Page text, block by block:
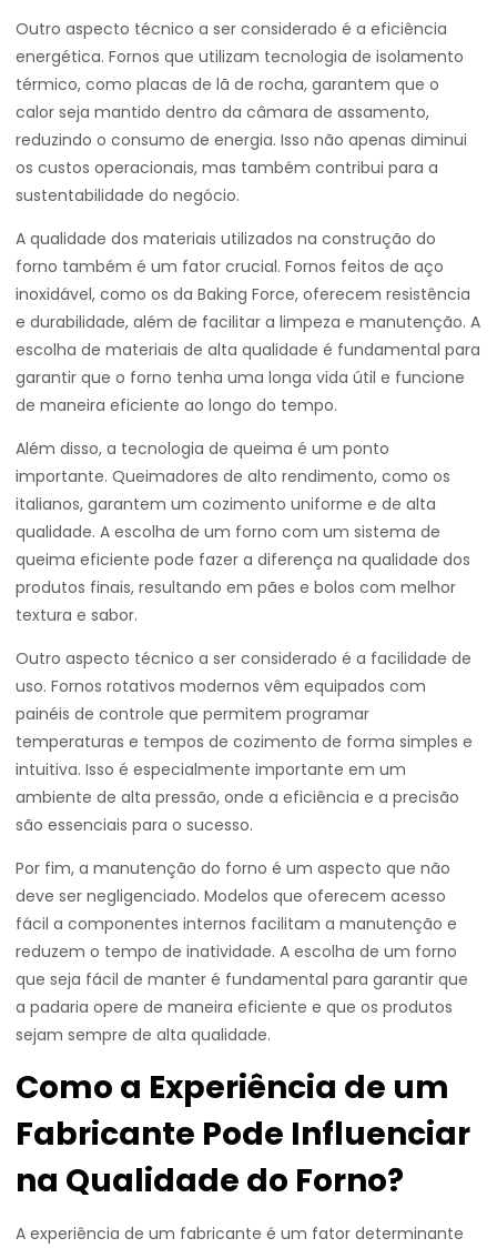
Outro aspecto técnico a ser considerado é a eficiência
energética. Fornos que utilizam tecnologia de isolamento
térmico, como placas de lã de rocha, garantem que o
calor seja mantido dentro da câmara de assamento,
reduzindo o consumo de energia. Isso não apenas diminui
os custos operacionais, mas também contribui para a
sustentabilidade do negócio.
A qualidade dos materiais utilizados na construção do
forno também é um fator crucial. Fornos feitos de aço
inoxidável, como os da Baking Force, oferecem resistência
e durabilidade, além de facilitar a limpeza e manutenção. A
escolha de materiais de alta qualidade é fundamental para
garantir que o forno tenha uma longa vida útil e funcione
de maneira eficiente ao longo do tempo.
Além disso, a tecnologia de queima é um ponto
importante. Queimadores de alto rendimento, como os
italianos, garantem um cozimento uniforme e de alta
qualidade. A escolha de um forno com um sistema de
queima eficiente pode fazer a diferença na qualidade dos
produtos finais, resultando em pães e bolos com melhor
textura e sabor.
Outro aspecto técnico a ser considerado é a facilidade de
uso. Fornos rotativos modernos vêm equipados com
painéis de controle que permitem programar
temperaturas e tempos de cozimento de forma simples e
intuitiva. Isso é especialmente importante em um
ambiente de alta pressão, onde a eficiência e a precisão
são essenciais para o sucesso.
Por fim, a manutenção do forno é um aspecto que não
deve ser negligenciado. Modelos que oferecem acesso
fácil a componentes internos facilitam a manutenção e
reduzem o tempo de inatividade. A escolha de um forno
que seja fácil de manter é fundamental para garantir que
a padaria opere de maneira eficiente e que os produtos
sejam sempre de alta qualidade.
Como a Experiência de um
Fabricante Pode Influenciar
na Qualidade do Forno?
A experiência de um fabricante é um fator determinante